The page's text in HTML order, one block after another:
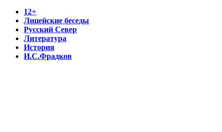
12+
Лицейские беседы
Русский Север
Литература
История
И.С.Фрадков